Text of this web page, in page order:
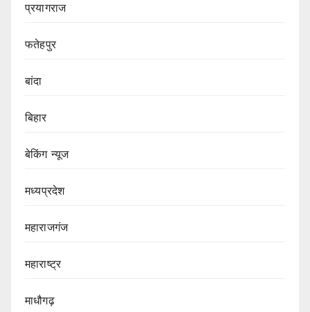
प्रयागराज
फतेहपुर
बांदा
बिहार
बेकिंग न्यूज
मध्यप्रदेश
महाराजगंज
महाराष्ट्र
माधौगढ़